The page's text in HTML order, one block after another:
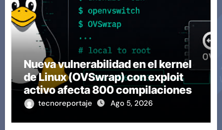
Nueva vulnerabilidad en el kernel
de Linux (OVSwrap) con exploit
activo afecta 800 compilaciones
tecnoreportaje Ago 5, 2026